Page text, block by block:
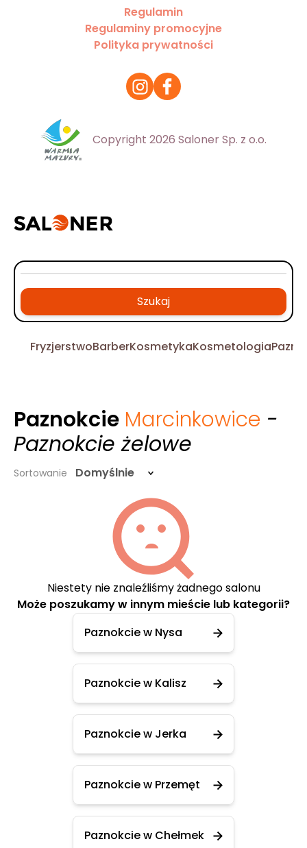
Regulamin
Regulaminy promocyjne
Polityka prywatności
Copyright 2026 Saloner Sp. z o.o.
Szukaj
FryzjerstwoBarberKosmetykaKosmetologia
Paznokcie Marcinkowice -
Paznokcie żelowe
Sortowanie Domyślnie
Niestety nie znaleźliśmy żadnego salonu
Może poszukamy w innym mieście lub kategorii?
Paznokcie w Nysa
Paznokcie w Kalisz
Paznokcie w Jerka
Paznokcie w Przemęt
Paznokcie w Chełmek